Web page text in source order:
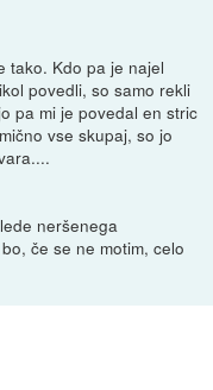
tako. Kdo pa je najel
povedli, so samo rekli
pa mi je povedal en stric
vse skupaj, so jo
neršenega
če se ne motim, celo